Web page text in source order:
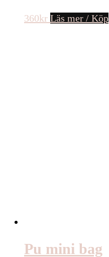
360kr Läs mer / Köp
Pu mini bag